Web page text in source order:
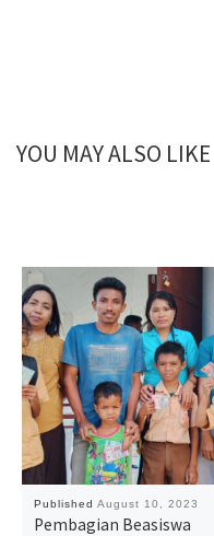
YOU MAY ALSO LIKE
PublishedAugust 10, 2023
Pembagian Beasiswa